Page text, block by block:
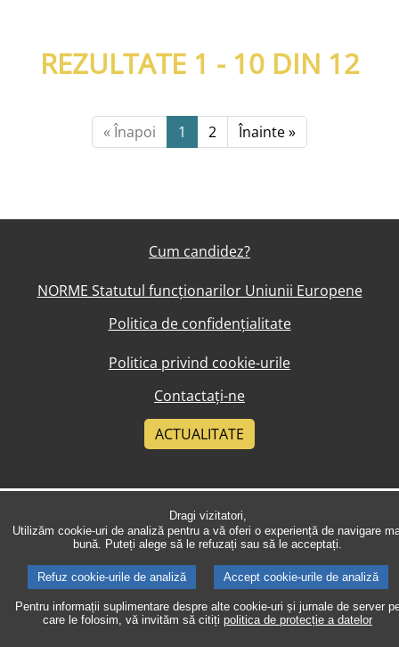
Dragi vizitatori,
Utilizăm cookie-uri de analiză pentru a vă oferi o experiență de navigare
bună. Puteți alege să le refuzați sau să le acceptați.
Refuz cookie-urile de analiză Accept cookie-urile de analiză
Pentru informații suplimentare despre alte cookie-uri și jurnale de server
care le folosim, vă invităm să citiți politica de protecție a datelor
REZULTATE 1 - 10 DIN 12
« Înapoi 1 2 Înainte »
Cum candidez?
NORME Statutul funcționarilor Uniunii Europene
Politica de confidențialitate
Politica privind cookie-urile
Contactați-ne
ACTUALITATE